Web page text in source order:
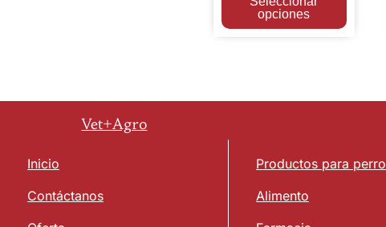
opciones
Vet+Agro
Inicio
Contáctanos
Productos para
Alimento